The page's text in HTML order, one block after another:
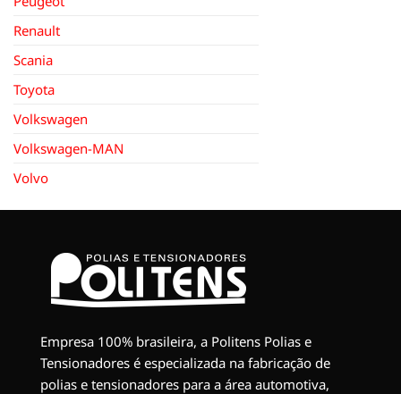
Renault
Scania
Toyota
Volkswagen
Volkswagen-MAN
Volvo
Empresa 100% brasileira, a Politens Polias e
Tensionadores é especializada na fabricação de
polias e tensionadores para a área automotiva,